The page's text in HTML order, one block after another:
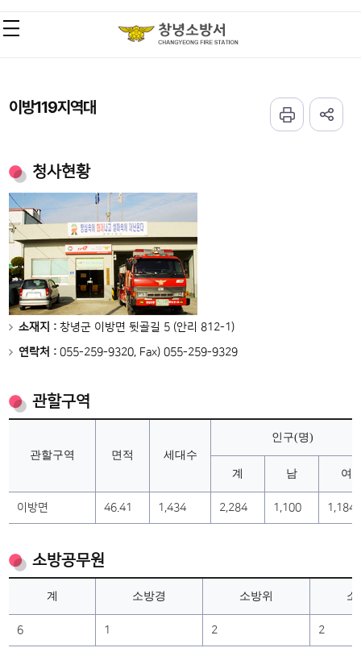
이방119지역대
청사현황
소재지 : 창녕군 이방면 뒷골길 5 (안리 812-1)
연락처 : 055-259-9320, Fax) 055-259-9329
관할구역
관할구역 면적 세대수
인구(명)
계 남 여
이방면 46.41 1,434 2,284 1,100 1,184
소방공무원
계 소방경 소방위 소
6 1 2 2